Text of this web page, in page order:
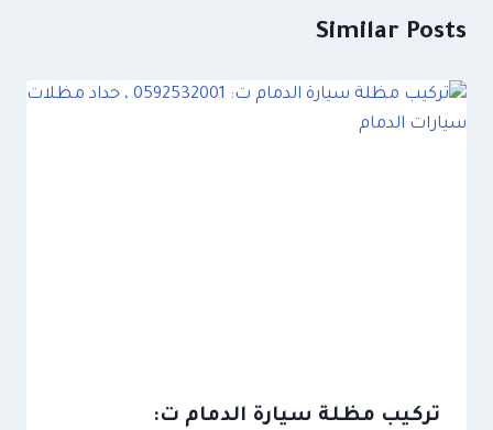
Similar Posts
تركيب مظلة سيارة الدمام ت: